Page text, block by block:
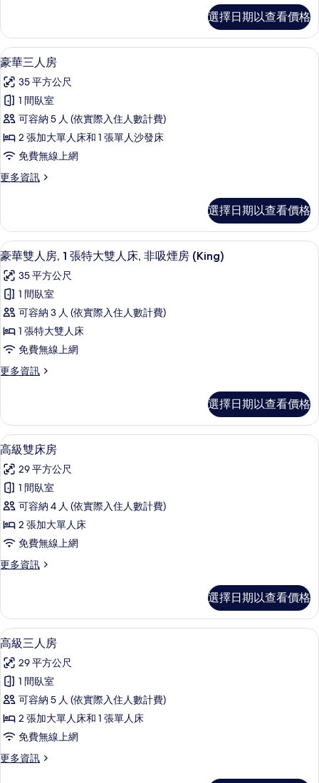
房
(Gaming
Bunk)
的
所
有
相
片
客
房,
非
煙
房
Bunk)
的
詳
情
選擇日期以查看價格
顯
示
豪
華
三
人
房
的
有
相
片
豪華三人房 | 高級寢具、羽絨被、客
17
豪華三人房
35 平方公尺
1 間臥室
可容納 5 人 (依實際入住人數計費)
2 張加大單人床和 1 張單人沙發床
免費無線上網
更多資訊
更
三
人
房
詳
情
選擇日期以查看價格
顯
示
豪
華
雙
人
房,
1
特
大
雙
人
床,
非
吸
煙
房
所
有
相
片
豪華雙人房, 1 張特大雙人床, 非吸煙
20
豪華雙人房, 1 張特大雙人床, 非吸煙房 (King)
35 平方公尺
1 間臥室
可容納 3 人 (依實際入住人數計費)
1 張特大雙人床
免費無線上網
更多資訊
更
雙
人
房,
張
特
雙
人
床,
非
吸
的
詳
情
選擇日期以查看價格
顯
示
高
級
雙
床
房
的
有
相
片
高級雙床房 | 高級寢具、羽絨被、客
15
高級雙床房
29 平方公尺
1 間臥室
可容納 4 人 (依實際入住人數計費)
2 張加大單人床
免費無線上網
更多資訊
更
雙
床
房
詳
情
選擇日期以查看價格
顯
示
高
級
三
人
房
的
高級三人房 | 高級寢具、羽絨被、客
12
高級三人房
29 平方公尺
1 間臥室
可容納 5 人 (依實際入住人數計費)
2 張加大單人床和 1 張單人床
免費無線上網
更多資訊
更